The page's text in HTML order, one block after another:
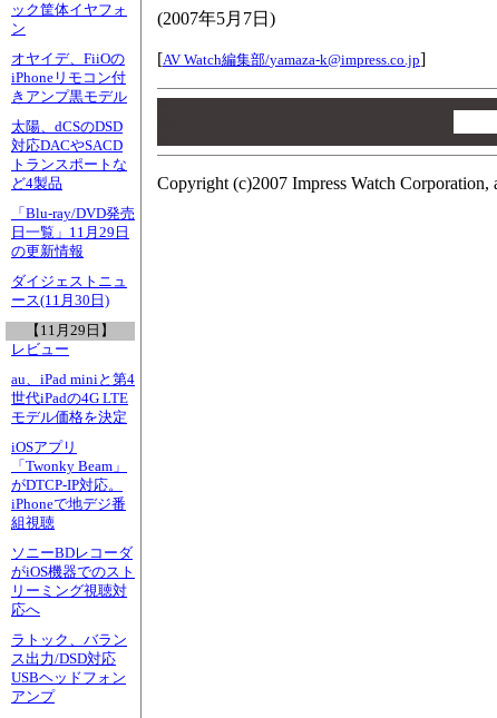
ック筐体イヤフォ
ン
オヤイデ、FiiOの
iPhoneリモコン付
きアンプ黒モデル
太陽、dCSのDSD
対応DACやSACD
トランスポートな
ど4製品
「Blu-ray/DVD発売
日一覧」11月29日
の更新情報
ダイジェストニュ
ース(11月30日)
【11月29日】
レビュー
au、iPad miniと第4
世代iPadの4G LTE
モデル価格を決定
iOSアプリ
「Twonky Beam」
がDTCP-IP対応。
iPhoneで地デジ番
組視聴
ソニーBDレコーダ
がiOS機器でのスト
リーミング視聴対
応へ
ラトック、バラン
ス出力/DSD対応
USBヘッドフォン
アンプ
(2007年5月7日 )
[AV Watch編集部/yamaza-k@impress.co.jp]
Copyright (c)2007 Impress Watch